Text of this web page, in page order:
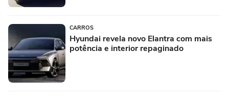
CARROS
Hyundai revela novo Elantra com mais
potência e interior repaginado